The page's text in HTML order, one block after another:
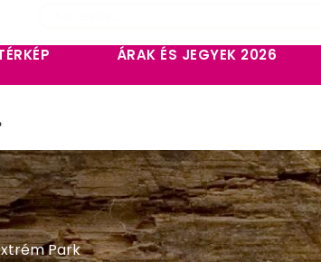
ÁRAK ÉS JEGYEK 2026
Park